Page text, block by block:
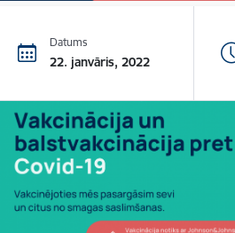
Datums
22. janvāris, 2022